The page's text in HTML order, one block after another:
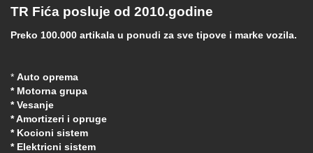
TR Fića posluje od 2010.godine
Preko 100.000 artikala u ponudi za sve tipove i marke vozila.
* Auto oprema
* Motorna grupa
* Vesanje
* Amortizeri i opruge
* Kocioni sistem
* Elektricni sistem